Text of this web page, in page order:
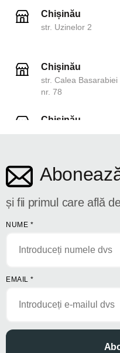
Chișinău
str. Uzinelor 2
Chișinău
str. Calea Basarabiei
nr. 78
Chișinău
și fii primul care află
NUME *
EMAIL *